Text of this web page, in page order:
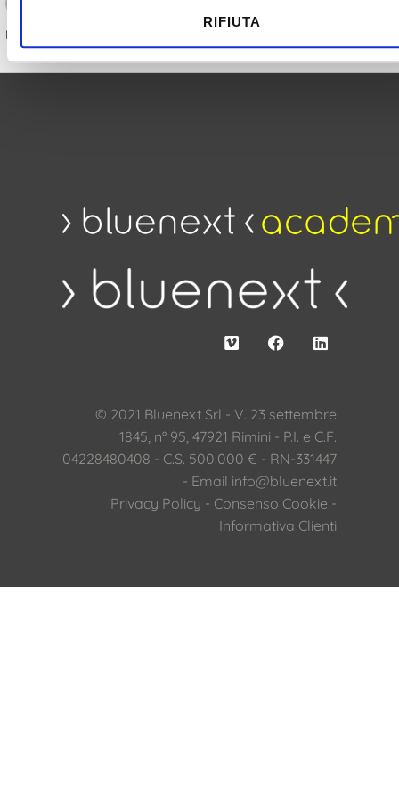
RIFIUTA
Number of lessons:
© 2021 Bluenext Srl - V. 23 settembre
1845, n° 95, 47921 Rimini - P.I. e C.F.
04228480408 - C.S. 500.000 € - RN-331447
- Email info@bluenext.it
Privacy Policy - Consenso Cookie -
Informativa Clienti